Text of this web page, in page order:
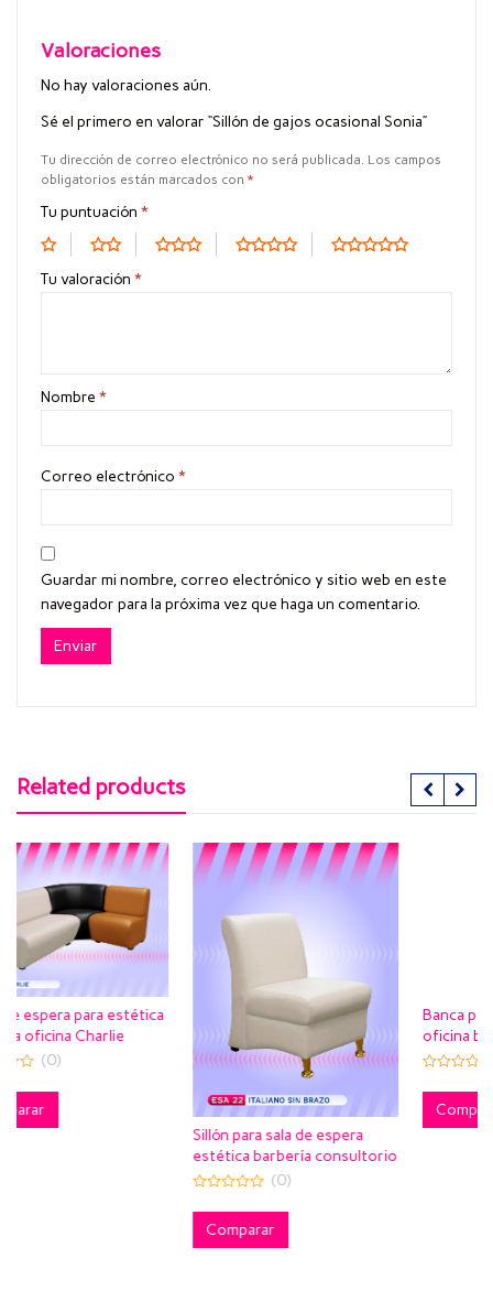
Valoraciones
No hay valoraciones aún.
Sé el primero en valorar “Sillón de gajos ocasional Sonia”
Tu dirección de correo electrónico no será publicada. Los campos
obligatorios están marcados con *
Tu puntuación *
Tu valoración *
Nombre *
Correo electrónico *
Guardar mi nombre, correo electrónico y sitio web en este
navegador para la próxima vez que haga un comentario.
Related products
Sillón para sala de espera
estética barbería consultorio
Banca para sala de espera
oficina barbería estética
consultorio Lisboa
out
of
5
(0)
Comparar